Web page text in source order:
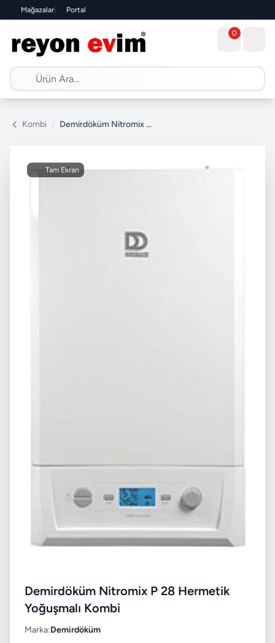
Mağazalar| Portal
0
Kombi / Demirdöküm Nitromix P 28 Hermetik Yoğuşmalı Kombi
Tam Ekran
Demirdöküm Nitromix P 28 Hermetik
Yoğuşmalı Kombi
Marka:Demirdöküm